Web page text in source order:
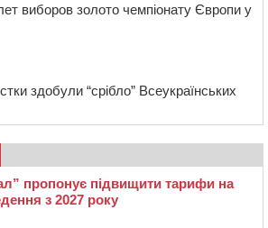
виборов золото чемпіонату Європи у
здобули “срібло” Всеукраїнських
пропонує підвищити тарифи на
з 2027 року